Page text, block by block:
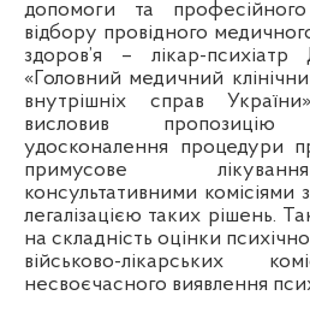
допомоги та професійного
відбору провідного
здоров’я – лікар-
«Головний медичний
внутрішніх справ
висловив
удосконалення процедури
примусове
консультативними
легалізацією таких рішень.
на складність оцінки
військово-лікарських
несвоєчасного виявлення